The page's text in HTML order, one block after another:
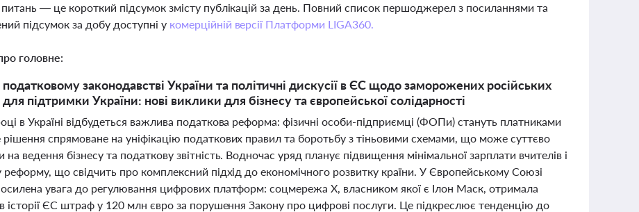
— це короткий підсумок змісту публікацій за день. Повний список першоджерел з посиланнями та
підсумок за добу доступні у комерційній версії Платформи LIGA360.
головне:
законодавстві України та політичні дискусії в ЄС щодо заморожених російських
для підтримки України: нові виклики для бізнесу та європейської солідарності
в Україні відбудеться важлива податкова реформа: фізичні особи-підприємці (ФОПи) стануть платниками
спрямоване на уніфікацію податкових правил та боротьбу з тіньовими схемами, що може суттєво
на ведення бізнесу та податкову звітність. Водночас уряд планує підвищення мінімальної зарплати вчителів і
реформу, що свідчить про комплексний підхід до економічного розвитку країни. У Європейському Союзі
увага до регулювання цифрових платформ: соцмережа X, власником якої є Ілон Маск, отримала
історії ЄС штраф у 120 млн євро за порушення Закону про цифрові послуги. Це підкреслює тенденцію до